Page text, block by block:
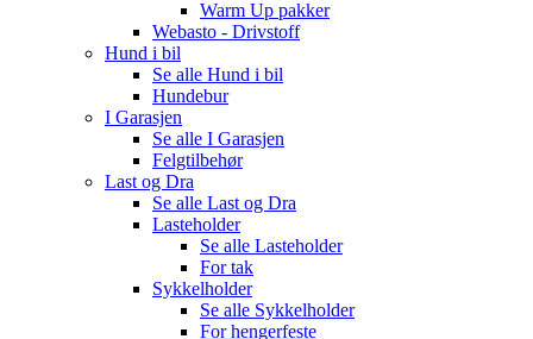
Warm Up pakker
Webasto - Drivstoff
Hund i bil
Se alle Hund i bil
Hundebur
I Garasjen
Se alle I Garasjen
Felgtilbehør
Last og Dra
Se alle Last og Dra
Lasteholder
Se alle Lasteholder
For tak
Sykkelholder
Se alle Sykkelholder
For hengerfeste